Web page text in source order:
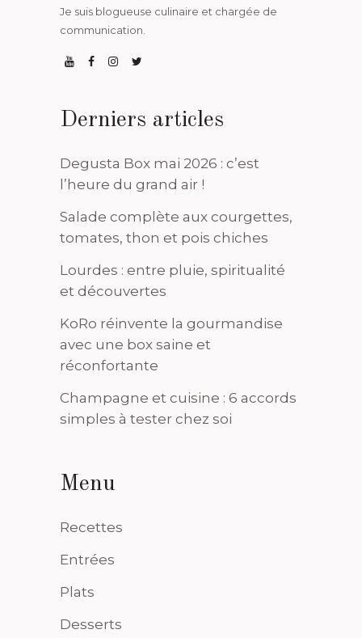
Je suis blogueuse culinaire et chargée de
communication.
Derniers articles
Degusta Box mai 2026 : c’est
l’heure du grand air !
Salade complète aux courgettes,
tomates, thon et pois chiches
Lourdes : entre pluie, spiritualité
et découvertes
KoRo réinvente la gourmandise
avec une box saine et
réconfortante
Champagne et cuisine : 6 accords
simples à tester chez soi
Menu
Recettes
Entrées
Plats
Desserts